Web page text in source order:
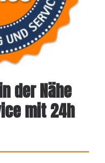
der Nähe
mit 24h